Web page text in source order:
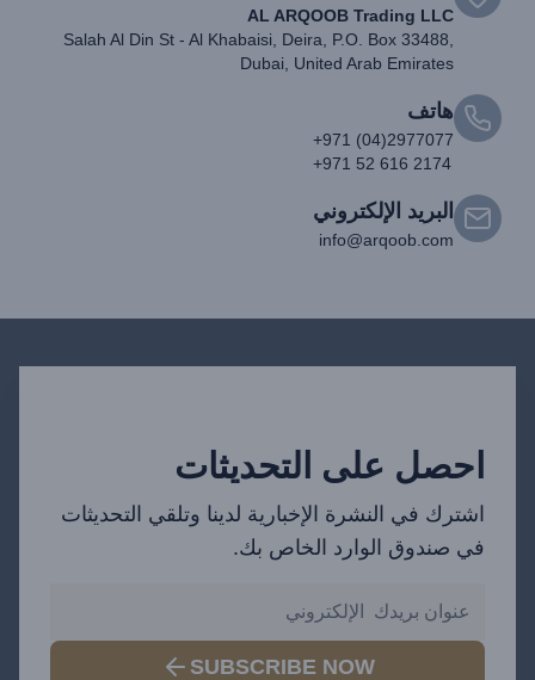
AL ARQOOB Trading LLC
Salah Al Din St - Al Khabaisi, Deira, P.O. Box 33488,
Dubai, United Arab Emirates
هاتف
+971 (04)2977077
+971 52 616 2174
البريد الإلكتروني
info@arqoob.com
احصل على التحديثات
اشترك في النشرة الإخبارية لدينا وتلقي التحديثات
في صندوق الوارد الخاص بك.
SUBSCRIBE NOW